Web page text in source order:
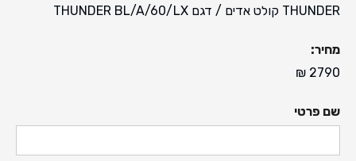
THUNDER קולט אדים
/ דגם THUNDER BL/A/60/LX
מחיר:
2790
₪
שם פרטי